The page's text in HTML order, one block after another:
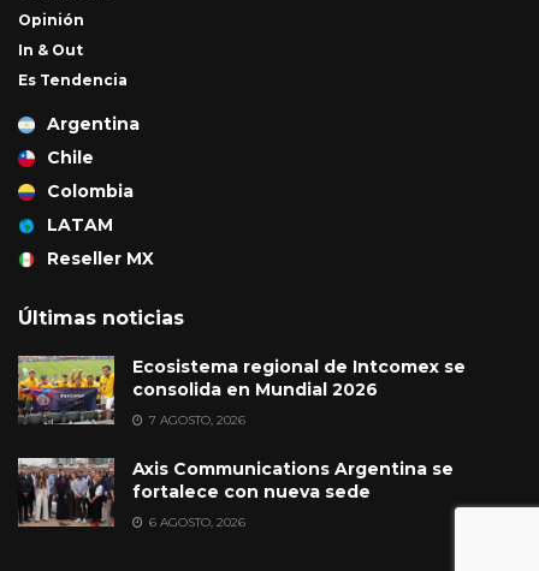
Opinión
In & Out
Es Tendencia
Argentina
Chile
Colombia
LATAM
Reseller MX
Últimas noticias
Ecosistema regional de Intcomex se
consolida en Mundial 2026
7 AGOSTO, 2026
Axis Communications Argentina se
fortalece con nueva sede
6 AGOSTO, 2026